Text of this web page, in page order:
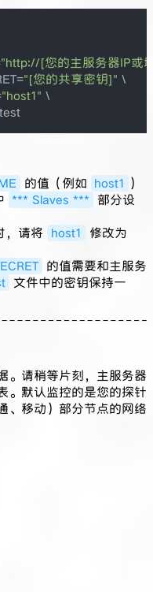
"http://[您的主服务器IP或
"[您的共享密钥]" \
"host1" \
的值（例如 host1 ）
*** Slaves *** 部分设
，请将 host1
修改为
的值需要和主服务
文件中的密钥保持一
。请稍等片刻，主服务器
。默认监控的是您的探针
、移动）部分节点的网络